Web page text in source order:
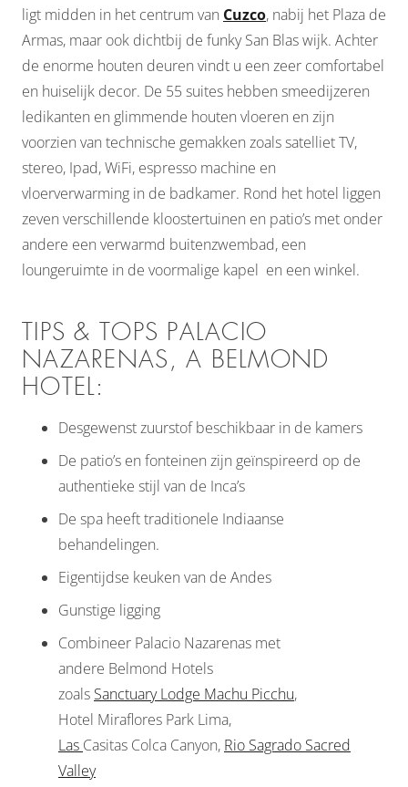
ligt midden in het centrum van Cuzco, nabij het Plaza de
Armas, maar ook dichtbij de funky San Blas wijk. Achter
de enorme houten deuren vindt u een zeer comfortabel
en huiselijk decor. De 55 suites hebben smeedijzeren
ledikanten en glimmende houten vloeren en zijn
voorzien van technische gemakken zoals satelliet TV,
stereo, Ipad, WiFi, espresso machine en
vloerverwarming in de badkamer. Rond het hotel liggen
zeven verschillende kloostertuinen en patio’s met onder
andere een verwarmd buitenzwembad, een
loungeruimte in de voormalige kapel en een winkel.
TIPS & TOPS PALACIO
NAZARENAS, A BELMOND
HOTEL:
Desgewenst zuurstof beschikbaar in de kamers
De patio’s en fonteinen zijn geïnspireerd op de
authentieke stijl van de Inca’s
De spa heeft traditionele Indiaanse
behandelingen.
Eigentijdse keuken van de Andes
Gunstige ligging
Combineer Palacio Nazarenas met
andere Belmond Hotels
zoals Sanctuary Lodge Machu Picchu,
Hotel Miraflores Park Lima,
Las Casitas Colca Canyon, Rio Sagrado Sacred
Valley